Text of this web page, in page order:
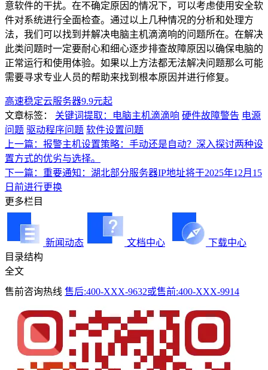
意软件的干扰。在不确定原因的情况下，可以考虑使用安全软
件对系统进行全面检查。通过以上几种情况的分析和处理方
法，我们可以找到并解决电脑主机滴滴响的问题所在。在解决
此类问题时一定要耐心和细心逐步排查故障原因以确保电脑的
正常运行和使用体验。如果以上方法都无法解决问题那么可能
需要寻求专业人员的帮助来找到根本原因并进行修复。
高速稳定云服务器9.9元起
文章标签：
关键词提取：电脑主机滴滴响 硬件故障警告 电源
问题 驱动程序问题 软件设置问题
上一篇：报警主机设置策略：手动还是自动？深入探讨两种设
置方式的优劣与选择。
下一篇：重要通知：湖北部分服务器IP地址将于2025年12月15
日前进行更换
更多栏目
新闻动态 文档中心
下载中心
目录结构
全文
售前咨询热线 售后:400-XXX-9632或售前:400-XXX-9914